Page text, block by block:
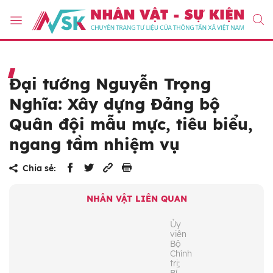
Đại tướng Nguyễn Trọng
Nghĩa: Xây dựng Đảng bộ
Quân đội mẫu mực, tiêu biểu,
ngang tầm nhiệm vụ
Chia sẻ:
NHÂN VẬT LIÊN QUAN
Ủy
viên
Bộ
Chính
trị;